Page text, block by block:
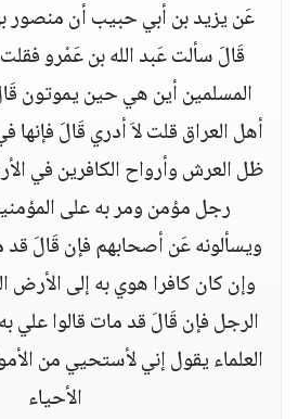
عَن يزيد بن أبي حبيب أن منصور
قَالَ سألت عَبد الله بن عَمْرو
المسلمين أين هي حين يموتون
أهل العراق قلت لاَ أدري قَالَ
ظل العرش وأرواح الكافرين في
رجل مؤمن ومر به على
ويسألونه عَن أصحابهم فإن قَالَ
وإن كان كافرا هوي به إلى الأرض
الرجل فإن قَالَ قد مات قالوا علي
العلماء يقول إني لأستحيي من
الأحياء